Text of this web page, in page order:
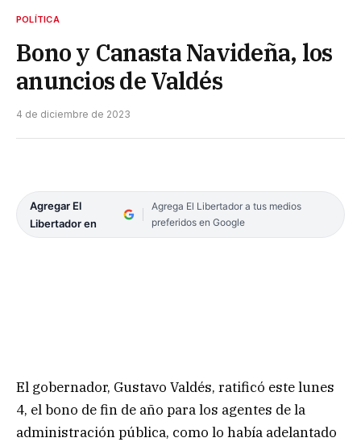
POLÍTICA
Bono y Canasta Navideña, los
anuncios de Valdés
4 de diciembre de 2023
Agregar El
Libertador en
Agrega El Libertador a tus medios
preferidos en Google
El gobernador, Gustavo Valdés, ratificó este lunes
4, el bono de fin de año para los agentes de la
administración pública, como lo había adelantado